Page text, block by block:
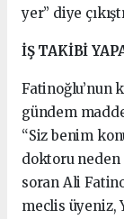
yer” diye
İŞ TAKİBİ
Fatinoğlu’nun
gündem
“Siz benim
doktoru neden
soran Ali
meclis üyeniz,